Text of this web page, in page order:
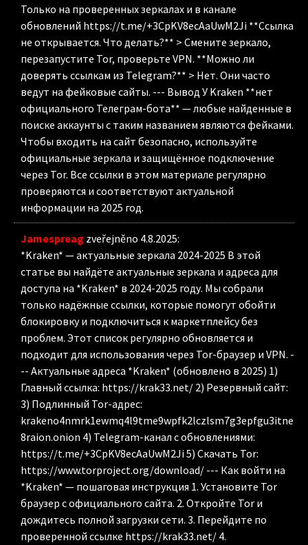
Только на проверенных зеркалах и в канале
обновлений https://t.me/+3CpKV8ecAaUwM2Ji **Ссылка
не открывается. Что делать?** > Смените зеркало,
перезапустите Tor, проверьте VPN. **Можно ли
доверять ссылкам из Telegram?** > Нет. Они часто
ведут на фейковые сайты. --- Вывод У Kraken **нет
официального Телеграм-бота** — любые найденные в
поиске аккаунты с таким названием являются фейками.
Чтобы входить на сайт безопасно, используйте
официальные зеркала и защищённое подключение
через Tor. Все ссылки в этом материале регулярно
проверяются и соответствуют актуальной
информации на 2025 год.
Jamespreag zveřejněno 4.8.2025:
*Kraken* — актуальные зеркала 2024-2025 В этой
статье вы найдёте актуальные зеркала и адреса для
доступа на *Kraken* в 2024-2025 году. Мы собрали
только надёжные ссылки, которые помогут обойти
блокировку и подключиться к маркетплейсу без
проблем. Этот список регулярно обновляется и
подходит для использования через Tor-браузер и VPN. -
-- Актуальные адреса *Kraken* (обновлено в 2025) 1)
Главный ссылка: https://krak33.net/ 2) Резервный сайт:
3) Подлинный Tor-адрес:
krakeno4nmrk1ewmq4l9tme9wpfk2lczlsm7g3epfgu3itne
8raion.onion 4) Telegram-канал с обновлениями:
https://t.me/+3CpKV8ecAaUwM2Ji 5) Скачать Tor:
https://www.torproject.org/download/ --- Как войти на
*Kraken* — пошаговая инструкция 1. Установите Tor
браузер с официального сайта. 2. Откройте Tor и
дождитесь полной загрузки сети. 3. Перейдите по
проверенной ссылке https://krak33.net/ 4.